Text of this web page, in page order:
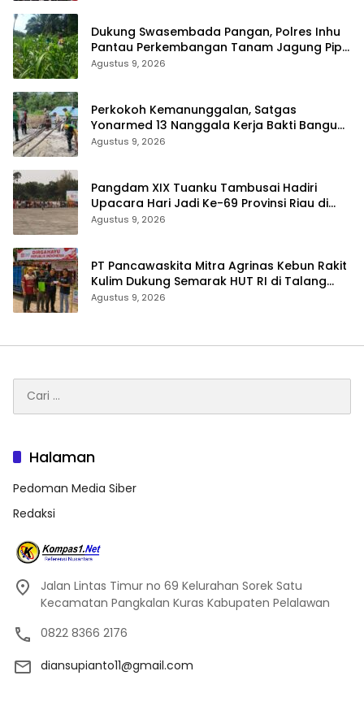
Dukung Swasembada Pangan, Polres Inhu
Pantau Perkembangan Tanam Jagung Pipil
Agustus 9, 2026
Perkokoh Kemanunggalan, Satgas
Yonarmed 13 Nanggala Kerja Bakti Bangun
Masjid Al-Hikmah di Kapuas Hulu
Agustus 9, 2026
Pangdam XIX Tuanku Tambusai Hadiri
Upacara Hari Jadi Ke-69 Provinsi Riau di
Pekanbaru
Agustus 9, 2026
‎PT Pancawaskita Mitra Agrinas Kebun Rakit
Kulim Dukung Semarak HUT RI di Talang
Perigi
Agustus 9, 2026
untuk:
Halaman
Pedoman Media Siber
Redaksi
Jalan Lintas Timur no 69 Kelurahan Sorek Satu
Kecamatan Pangkalan Kuras Kabupaten Pelalawan
0822 8366 2176
diansupianto11@gmail.com